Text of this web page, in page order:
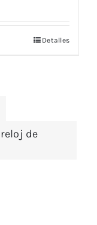
Detalles
reloj de